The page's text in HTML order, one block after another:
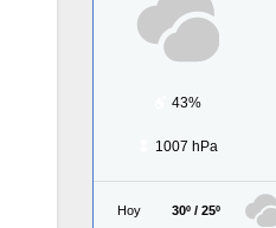
43%
1007 hPa
Hoy 30º / 25º